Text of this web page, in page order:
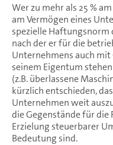
Wer zu mehr als 25 %
am Vermögen eines
spezielle Haftungsnorm
nach der er für die
Unternehmens auch
seinem Eigentum
(z.B. überlassene
kürzlich entschieden,
Unternehmen weit
die Gegenstände für die
Erzielung steuerbarer
Bedeutung sind.